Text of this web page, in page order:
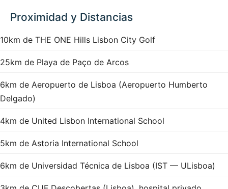
Proximidad y Distancias
10km de THE ONE Hills Lisbon City Golf
25km de Playa de Paço de Arcos
6km de Aeropuerto de Lisboa (Aeropuerto Humberto
Delgado)
4km de United Lisbon International School
5km de Astoria International School
6km de Universidad Técnica de Lisboa (IST — ULisboa)